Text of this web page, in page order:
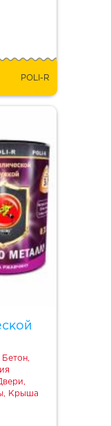
POLI-R
Крыша